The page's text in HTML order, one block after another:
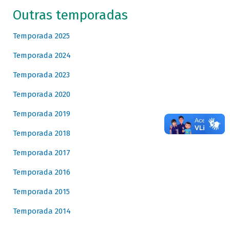
Outras temporadas
Temporada 2025
Temporada 2024
Temporada 2023
Temporada 2020
Temporada 2019
Temporada 2018
Temporada 2017
Temporada 2016
Temporada 2015
Temporada 2014